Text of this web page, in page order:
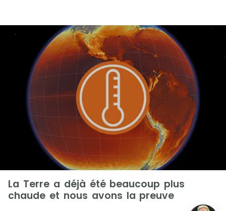
La Terre a déjà été beaucoup plus
chaude et nous avons la preuve